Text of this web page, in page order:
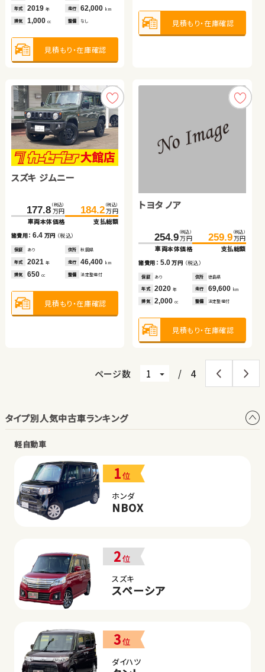
年式 2019 年 走行 62,000 km
排気 1,000 cc 整備 なし
見積もり・在庫確認
見積もり・在庫確認
スズキ ジムニー
177.8 （税込）
万円
車両本体価格
184.2 （税込）
万円
支払総額
諸費用：6.4 万円 （税込）
保証 あり 住所 秋田県
年式 2021 年 走行 46,400 km
排気 650 cc 整備 法定整備付
見積もり・在庫確認
トヨタ ノア
254.9 （税込）
万円
車両本体価格
259.9 （税込）
万円
支払総額
諸費用： 5.0万円 （税込）
保証 あり 住所 徳島県
年式 2020年 走行 69,600 km
排気 2,000cc 整備 法定整備付
見積もり・在庫確認
見積もり・在庫確認 見積もり・在庫確認
スズキ ワゴンＲ
41.6（税込）
万円
諸費用：8.2 万円（税込）
あり 青森県
年式 2013年 走行
排気 660 整備 法定整備付
見積もり・在庫確認
スズキ ジムニー
車両本体価格
支払総額
諸費用：9.0 万円
2024 年 13,700km
660cc 法定整備付
見積もり・在庫確認
見積もり・在庫確認 見積もり・在庫確認
日産 エクストレイル
399.8（税込）
万円
諸費用：12.3万円（税込）
あり 東京都
年式 2025年 走行
排気 1,500 整備 法定整備付
見積もり・在庫確認
126.5（税込）
諸費用：11.5万円（税込）
なし
年式 2018年 走行
排気 1,500 整備 法定整備付
見積もり・在庫確認
ページ数 / 4
タイプ別人気中古車ランキング
軽自動車
1位
ホンダ
NBOX
2位
スズキ
スペーシア
3位
ダイハツ